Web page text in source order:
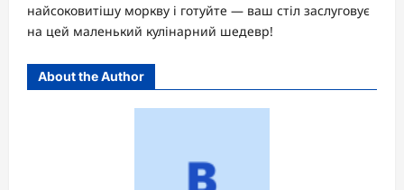
найсоковитішу моркву і готуйте — ваш стіл заслуговує
на цей маленький кулінарний шедевр!
About the Author